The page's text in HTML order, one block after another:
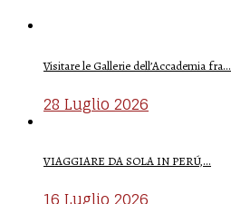
Visitare le Gallerie dell’Accademia fra…
28 Luglio 2026
VIAGGIARE DA SOLA IN PERÚ,…
16 Luglio 2026